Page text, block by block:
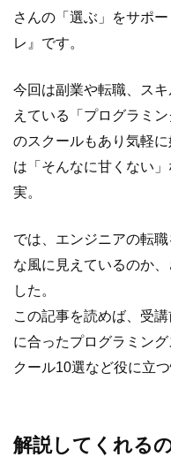
さんの「選ぶ」をサポ
レ』です。
今回は副業や転職、ス
えている「プログラミ
のスクールもあり気軽
は「そんなに甘くない
実。
では、エンジニアの転
な風に見えているのか
した。
この記事を読めば、​​受
に合ったプログラミン
クール10選など役に立
解説してくれる